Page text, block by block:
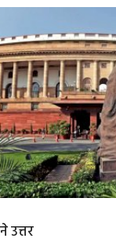
उत्तर